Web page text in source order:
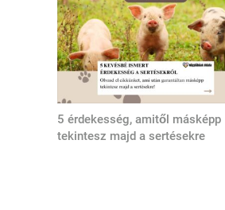
5 érdekesség, amitől másképp
tekintesz majd a sertésekre